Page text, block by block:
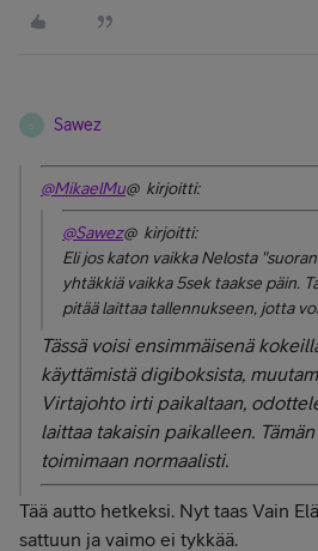
Sawez
@MikaelMu@ kirjoitti:
@Sawez@ kirjoitti:
Eli jos katon vaikka Nelosta
yhtäkkiä vaikka 5sek taakse päin.
pitää laittaa tallennukseen, jotta
Tässä voisi ensimmäisenä
käyttämistä digiboksista,
Virtajohto irti paikaltaan,
laittaa takaisin paikalleen.
toimimaan normaalisti.
Tää autto hetkeksi. Nyt taas Vain
sattuun ja vaimo ei tykkää.